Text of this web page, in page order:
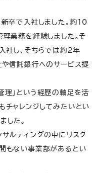
卒で入社しました。約10
業務を経験しました。そ
社し、そちらでは約2年
や信託銀行へのサービス提
理」という経歴の軸足を活
チャレンジしてみたいとい
した。
ルティングの中にリスク
もない事業部があるとい